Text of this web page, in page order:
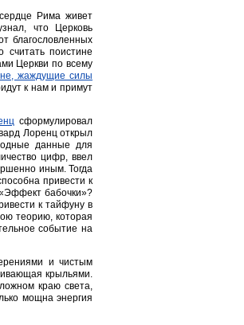
Рима живет
что Церковь
благословленных
поистине
Церкви по всему
жаждущие силы
к нам и примут
сформулировал
Лоренц открыл
данные для
цифр, ввел
иным. Тогда
привести к
бабочки»?
к тайфуну в
теорию, которая
событие на
и чистым
крыльями.
краю света,
мощна энергия